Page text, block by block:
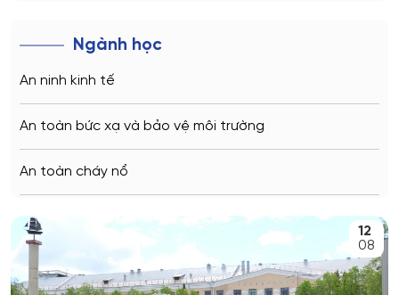
Kaliningrad
Kemerovo
Veliky Novgorod
Ngành học
An ninh kinh tế
An toàn bức xạ và bảo vệ môi trường
An toàn cháy nổ
An toàn kỹ thuật và môi trường
An toàn môi trường kỹ thuật
12
08